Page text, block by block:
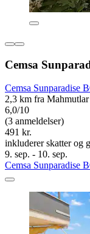
Cemsa
Cemsa Sunparadise
2,3 km fra
6,0/10
(3 anmeldelser)
491 kr.
inkluderer skatter og
9. sep. - 10. sep.
Cemsa Sunparadise